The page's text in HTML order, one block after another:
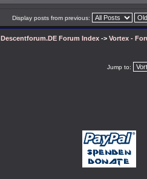
Display posts from previous:
Descentforum.DE Forum Index -> Vortex -
Jump to: